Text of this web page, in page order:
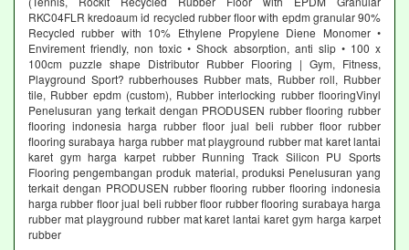
RKC04FLR kredoaum id recycled rubber floor with epdm granular 90%
Recycled rubber with 10% Ethylene Propylene Diene Monomer •
Envirement friendly, non toxic • Shock absorption, anti slip • 100 x
100cm puzzle shape Distributor Rubber Flooring | Gym, Fitness,
Playground Sport? rubberhouses Rubber mats, Rubber roll, Rubber
tile, Rubber epdm (custom), Rubber interlocking rubber flooringVinyl
Penelusuran yang terkait dengan PRODUSEN rubber flooring rubber
flooring indonesia harga rubber floor jual beli rubber floor rubber
flooring surabaya harga rubber mat playground rubber mat karet lantai
karet gym harga karpet rubber Running Track Silicon PU Sports
Flooring pengembangan produk material, produksi Penelusuran yang
terkait dengan PRODUSEN rubber flooring rubber flooring indonesia
harga rubber floor jual beli rubber floor rubber flooring surabaya harga
rubber mat playground rubber mat karet lantai karet gym harga karpet
rubber